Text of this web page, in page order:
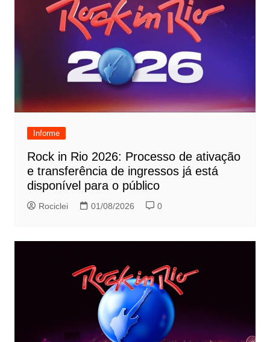
Informe
Rock in Rio 2026: Processo de ativação
e transferência de ingressos já está
disponível para o público
Rociclei 01/08/2026 0